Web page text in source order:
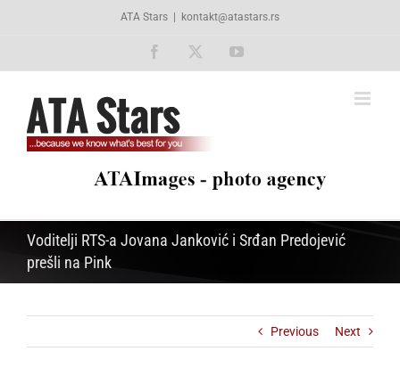
ATA Stars kontakt@atastars.rs
Facebook YouTube
Voditelji RTS-a Jovana Janković i Srđan Predojević
prešli na Pink
Previous Next